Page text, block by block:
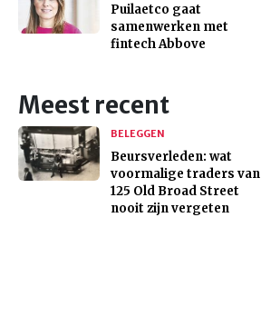
Puilaetco gaat
samenwerken met
fintech Abbove
Meest recent
BELEGGEN
Beursverleden: wat
voormalige traders van
125 Old Broad Street
nooit zijn vergeten